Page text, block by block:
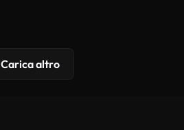
Carica altro